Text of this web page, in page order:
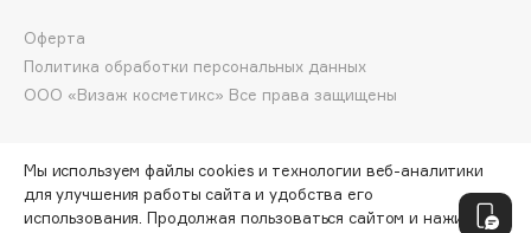
Dr.Ceuracle
Dr.Jart+
ООО «Визаж косметикс» Все права защищены
Оферта
Политика обработки персональных данных
Мы используем файлы cookies и технологии веб-аналитики
для улучшения работы сайта и удобства его
использования. Продолжая пользоваться сайтом и нажимая